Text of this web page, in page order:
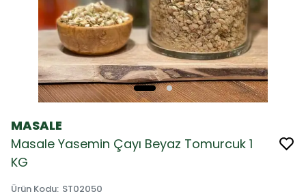
MASALE
Masale Yasemin Çayı Beyaz Tomurcuk 1
KG
Ürün Kodu: ST02050